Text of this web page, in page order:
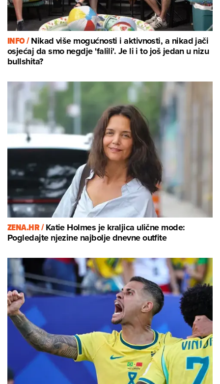
INFO /Nikad više mogućnosti i aktivnosti, a nikad jači
osjećaj da smo negdje 'falili'. Je li i to još jedan u nizu
bullshita?
ZENA.HR /Katie Holmes je kraljica ulične mode:
Pogledajte njezine najbolje dnevne outfite